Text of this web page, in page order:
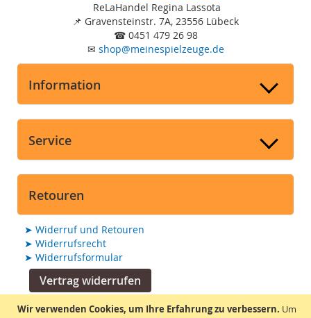
Wir verwenden Cookies, um Ihre Erfahrung zu verbessern. Um
ReLaHandel Regina Lassota
📌 Gravensteinstr. 7A, 23556 Lübeck
☎ 0451 479 26 98
✉ shop@meinespielzeuge.de
Information
Service
Retouren
➤ Widerruf und Retouren
➤ Widerrufsrecht
➤ Widerrufsformular
Vertrag widerrufen
Suchmaschine unterstützt von